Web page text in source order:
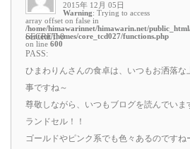
2015年 12月 05日
Warning: Trying to access
array offset on false in
/home/himawarinnet/himawarin.net/
content/themes/core_tcd027/functions.php
on line 600
SECRET: 0
PASS:
ひまわりんさんの食卓は、いつもお洒落な
事ですね～
尊敬しながら、いつもブログを読んでいま
ランドセル！！
ゴールドやピンク系でも色々あるのですね